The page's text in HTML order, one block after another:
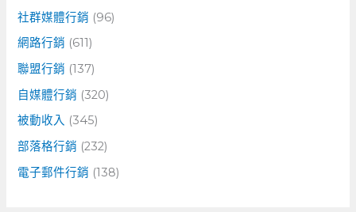
社群媒體行銷 (96)
網路行銷 (611)
聯盟行銷 (137)
自媒體行銷 (320)
被動收入 (345)
部落格行銷 (232)
電子郵件行銷 (138)